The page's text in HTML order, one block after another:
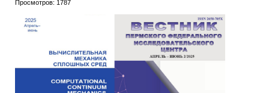
Просмотров: 1787